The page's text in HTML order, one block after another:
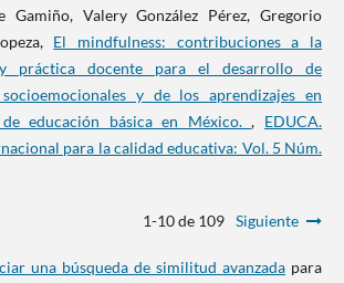
Gamiño, Valery González Pérez, Gregorio
El mindfulness: contribuciones a la
práctica docente para el desarrollo de
y de los aprendizajes en
de educación básica en México., EDUCA.
para la calidad educativa: Vol. 5 Núm.
1-10 de 109 Siguiente
una búsqueda de similitud avanzada para